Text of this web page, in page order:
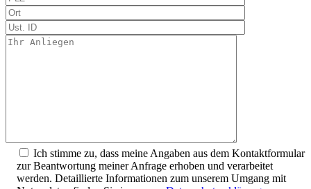
Ich stimme zu, dass meine Angaben aus dem Kontaktformular
zur Beantwortung meiner Anfrage erhoben und verarbeitet
werden. Detaillierte Informationen zum unserem Umgang mit